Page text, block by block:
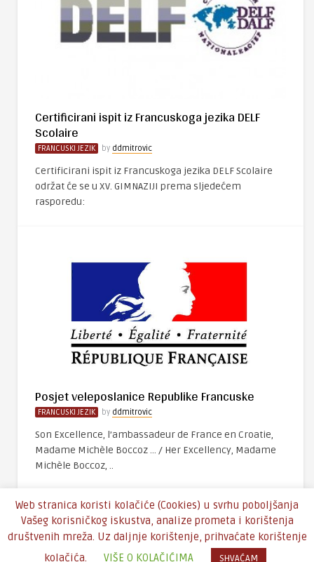
Certificirani ispit iz Francuskoga jezika DELF
Scolaire
FRANCUSKI JEZIK by ddmitrovic
Certificirani ispit iz Francuskoga jezika DELF Scolaire
održat će se u XV. GIMNAZIJI prema sljedećem
rasporedu:
Posjet veleposlanice Republike Francuske
FRANCUSKI JEZIK by ddmitrovic
Son Excellence, l’ambassadeur de France en Croatie,
Madame Michèle Boccoz … / Her Excellency, Madame
Michèle Boccoz, ..
Copyright © 2016 - Theme by An-Themes
Web stranica koristi kolačiće (Cookies) u svrhu poboljšanja
Vašeg korisničkog iskustva, analize prometa i korištenja
društvenih mreža. Uz daljnje korištenje, prihvaćate korištenje
kolačića.
VIŠE O KOLAČIĆIMA SHVAĆAM